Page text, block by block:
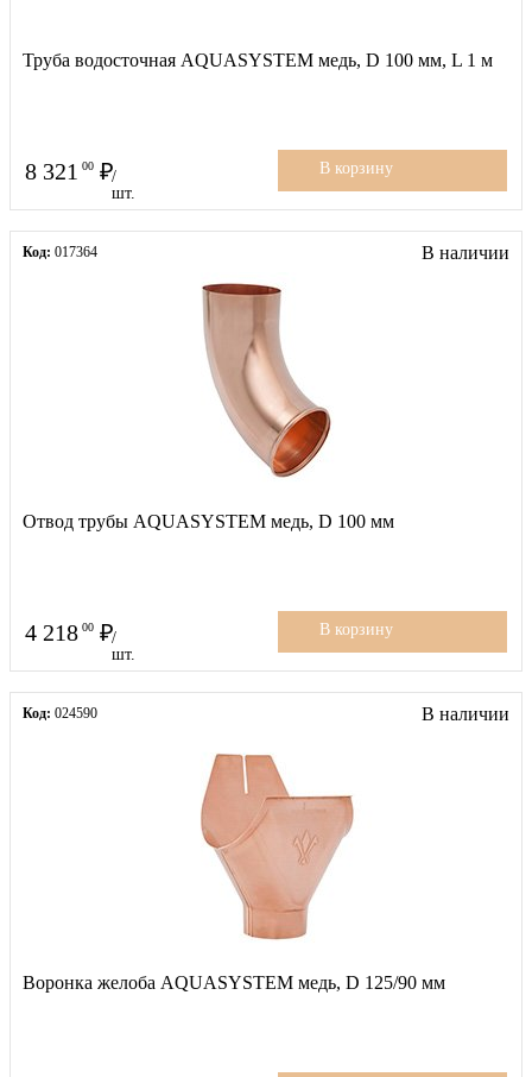
Труба водосточная AQUASYSTEM медь, D 100 мм, L 1 м
8 321 00
/
шт.
В корзину
Код: 017364 В наличии
Отвод трубы AQUASYSTEM медь, D 100 мм
4 218 00
/
шт.
В корзину
Код: 024590 В наличии
Воронка желоба AQUASYSTEM медь, D 125/90 мм